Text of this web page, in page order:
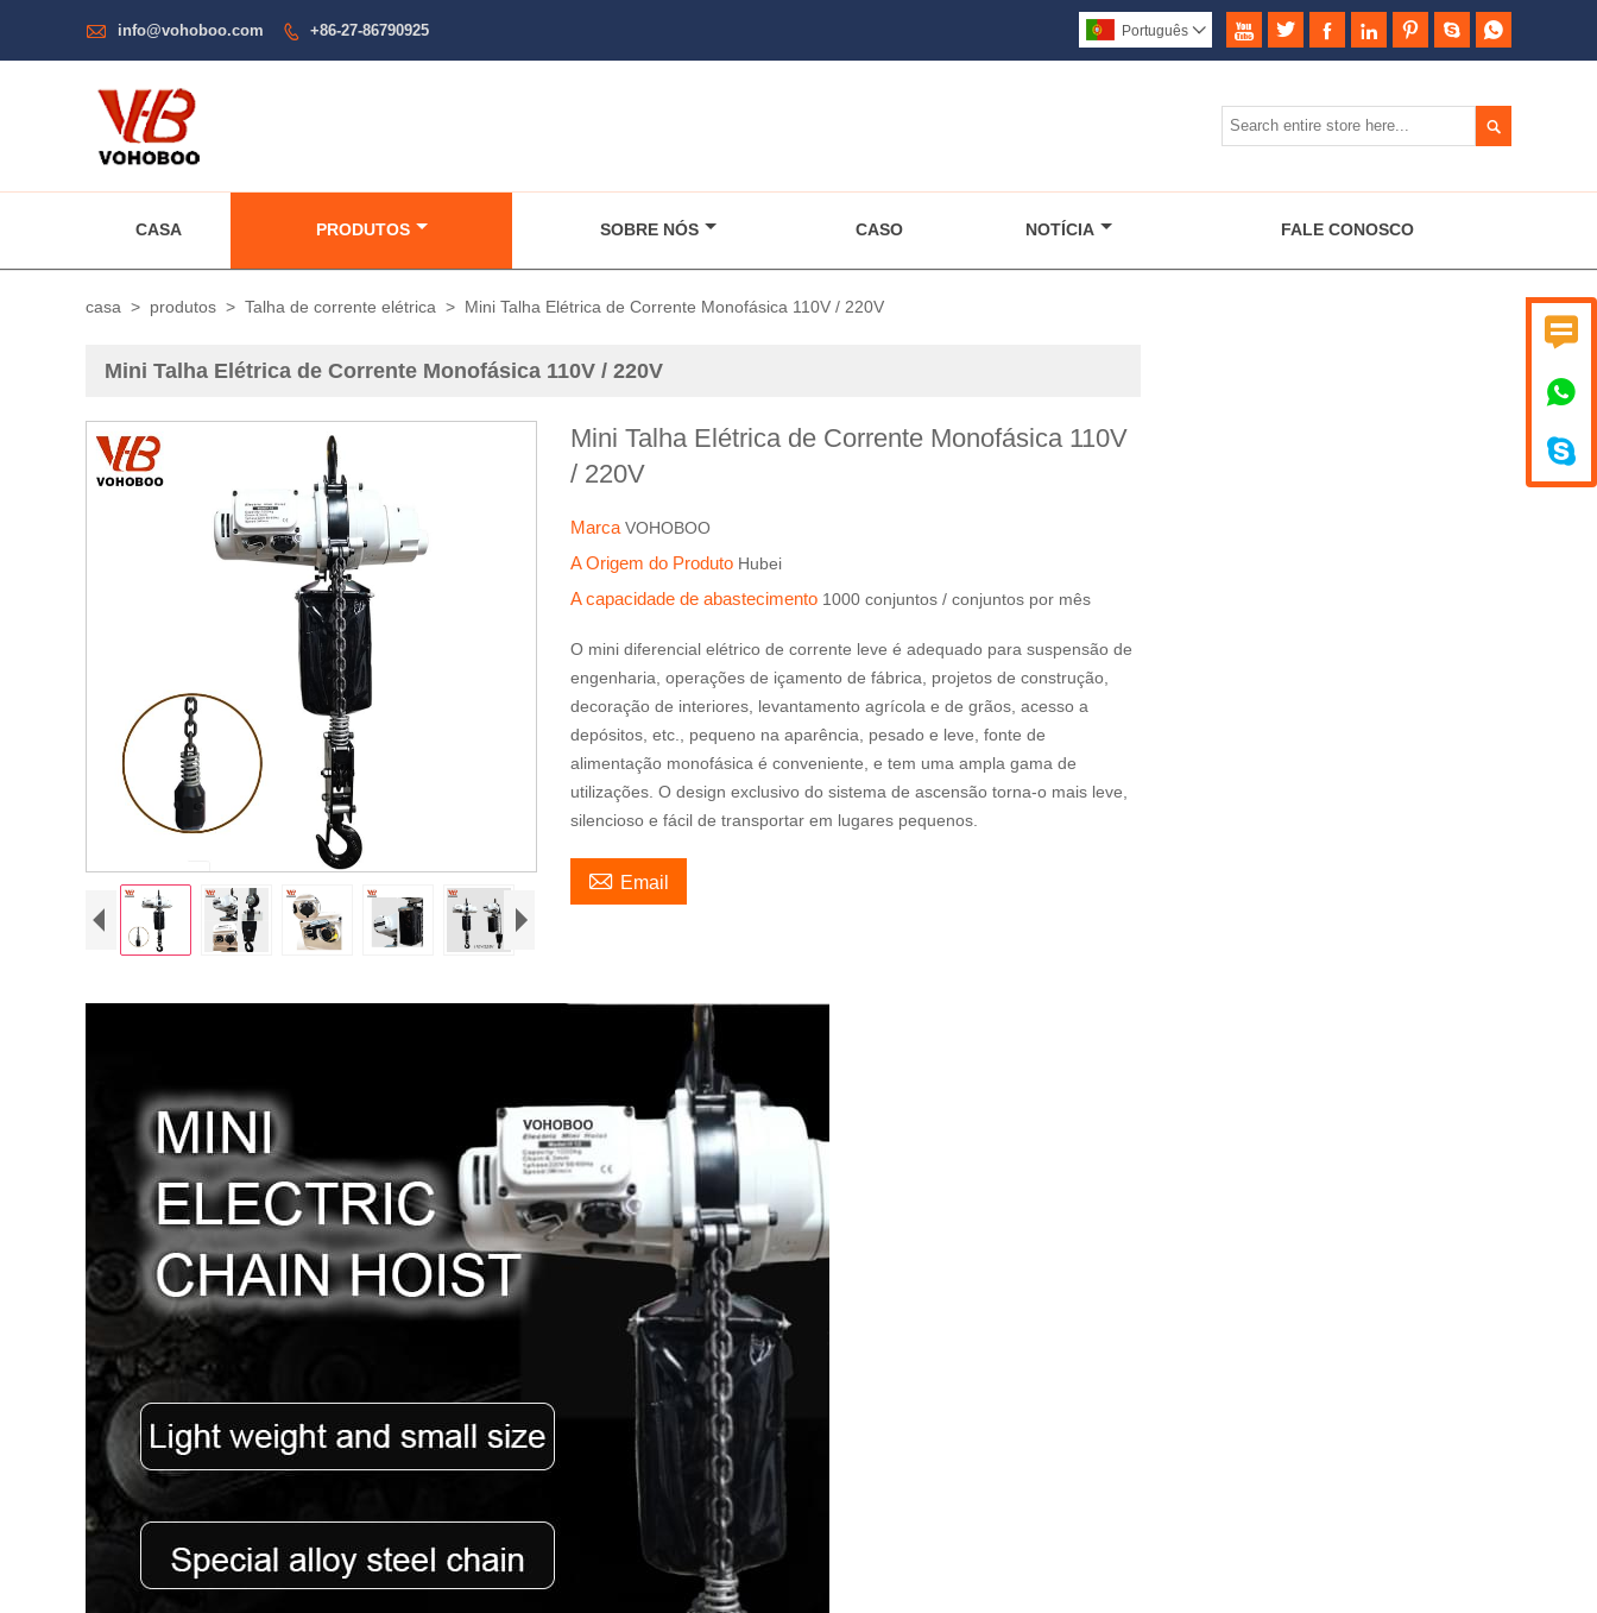



 info@vohoboo.com  +86-27-86790925       
Português 

CASA PRODUTOS SOBRE NÓS CASO NOTÍCIA FALE CONOSCO
casa > produtos > Talha de corrente elétrica > Mini Talha Elétrica de Corrente Monofásica 110V / 220V
Mini Talha Elétrica de Corrente Monofásica 110V / 220V
Mini Talha Elétrica de Corrente Monofásica 110V
/ 220V
MarcaVOHOBOO
A Origem do Produto Hubei
A capacidade de abastecimento 1000 conjuntos / conjuntos por mês
O mini diferencial elétrico de corrente leve é ​​adequado para suspensão de
engenharia, operações de içamento de fábrica, projetos de construção,
decoração de interiores, levantamento agrícola e de grãos, acesso a
depósitos, etc., pequeno na aparência, pesado e leve, fonte de
alimentação monofásica é conveniente, e tem uma ampla gama de
utilizações. O design exclusivo do sistema de ascensão torna-o mais leve,
silencioso e fácil de transportar em lugares pequenos.
 Email